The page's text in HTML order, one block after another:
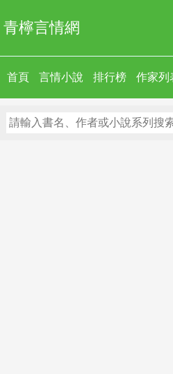
青檸言情網
首頁 言情小說 排行榜 作家列